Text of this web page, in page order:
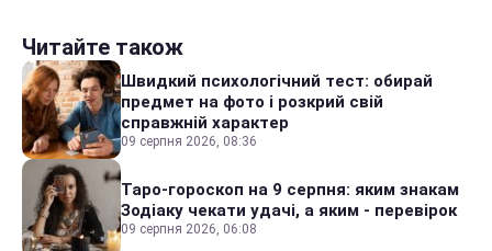
Читайте також
Швидкий психологічний тест: обирай
предмет на фото і розкрий свій
справжній характер
09 серпня 2026, 08:36
Таро-гороскоп на 9 серпня: яким знакам
Зодіаку чекати удачі, а яким - перевірок
09 серпня 2026, 06:08